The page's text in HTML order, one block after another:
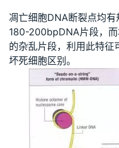
凋亡细胞DNA断裂点均
180-200bpDNA片段，
的杂乱片段，利用此特征
坏死细胞区别。